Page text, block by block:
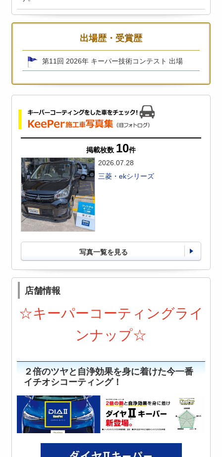
出場歴・受賞歴
第11回 2026年 キーパー技術コンテスト 出場
掲載枚数 10件
2026.07.28
三菱・ekシリーズ
写真一覧を見る
店舗情報
☆キーパーコーティングライ
ンナップ☆
２倍のツヤと自浄効果を身に着けた今一番
イチオシコーティング！